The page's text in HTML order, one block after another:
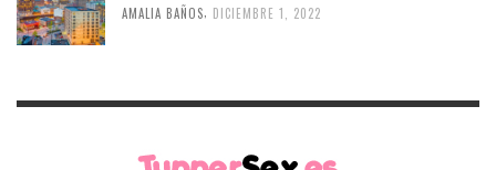
AMALIA BAÑOS, DICIEMBRE 1, 2022